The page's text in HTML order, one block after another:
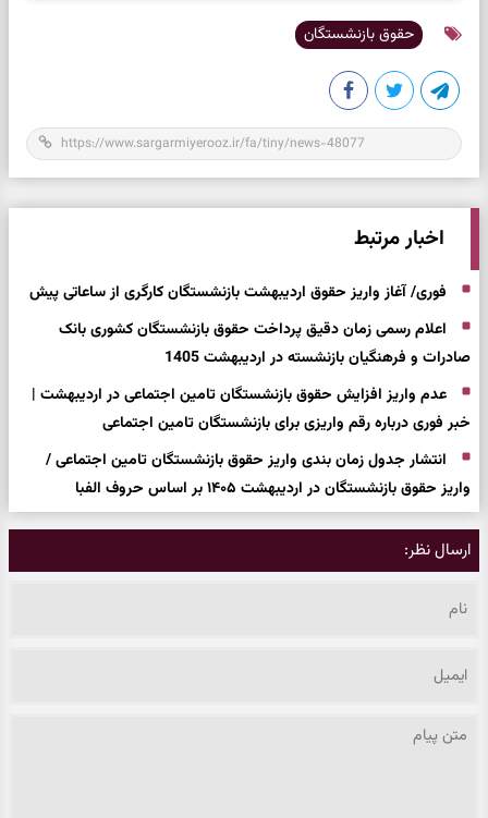
حقوق بازنشستگان
اخبار مرتبط
فوری/ آغاز واریز حقوق اردیبهشت بازنشستگان کارگری از ساعاتی پیش
اعلام رسمی زمان دقیق پرداخت حقوق بازنشستگان کشوری بانک
صادرات و فرهنگیان بازنشسته در اردیبهشت 1405
عدم واریز افزایش حقوق بازنشستگان تامین اجتماعی در اردیبهشت |
خبر فوری درباره رقم واریزی برای بازنشستگان تامین اجتماعی
انتشار جدول زمان بندی واریز حقوق بازنشستگان تامین اجتماعی /
واریز حقوق بازنشستگان در اردیبهشت ۱۴۰۵ بر اساس حروف الفبا
ارسال نظر: